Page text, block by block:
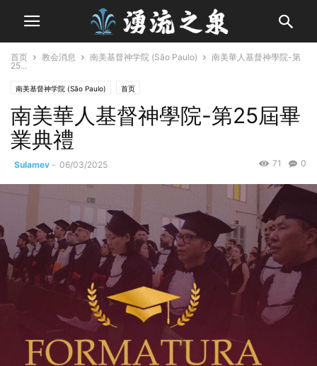
首页 教会消息 南美基督神学院 (São Paulo)
南美華人基督神學院-第
25...
南美基督神学院 (São Paulo) 首页
南美華人基督神學院-第25屆畢
業典禮
Sulamev - 06/03/2025 0
71